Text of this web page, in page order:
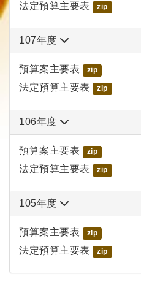
法定預算主要表 zip
107年度
預算案主要表 zip
法定預算主要表 zip
106年度
預算案主要表 zip
法定預算主要表 zip
105年度
預算案主要表 zip
法定預算主要表 zip